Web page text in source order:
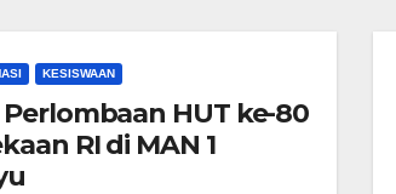
KESISWAAN
HUT ke-80
RI di MAN 1